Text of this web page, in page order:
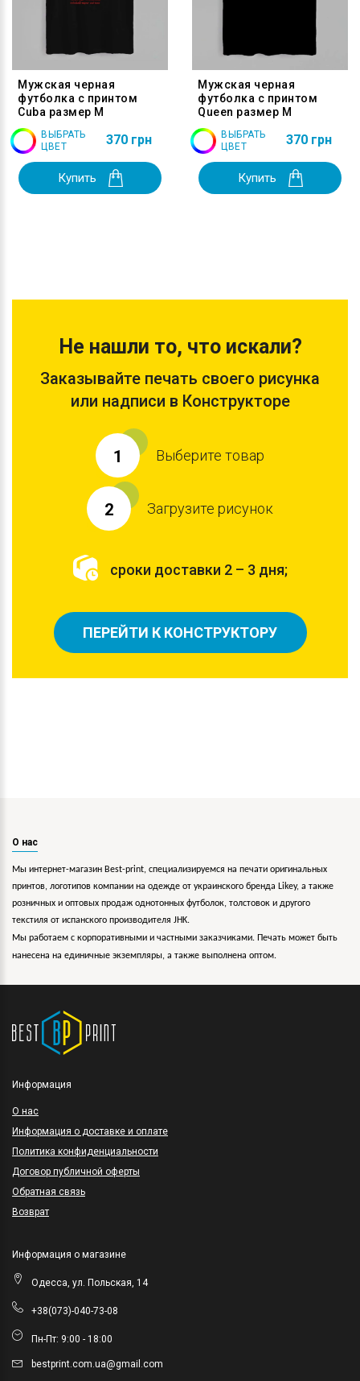
Мужская черная
футболка с принтом
Cuba размер M
ВЫБРАТЬ
ЦВЕТ
370 грн
Купить
Мужская черная
футболка с принтом
Queen размер M
ВЫБРАТЬ
ЦВЕТ
370 грн
Купить
Не нашли то, что искали?
Заказывайте печать своего рисунка
или надписи в Конструкторе
1 Выберите товар
2 Загрузите рисунок
сроки доставки 2 – 3 дня;
ПЕРЕЙТИ К КОНСТРУКТОРУ
О нас
Мы интернет-магазин Best-print, специализируемся на печати оригинальных
принтов, логотипов компании на одежде от украинского бренда Likey, а также
розничных и оптовых продаж однотонных футболок, толстовок и другого
текстиля от испанского производителя JHK.
Мы работаем с корпоративными и частными заказчиками. Печать может быть
нанесена на единичные экземпляры, а также выполнена оптом.
Информация
O нас
Информация о доставке и оплате
Политика конфиденциальности
Договор публичной оферты
Обратная связь
Возврат
Информация о магазине
Одесса, ул. Польская, 14
+38(073)-040-73-08
Пн-Пт: 9:00 - 18:00
bestprint.com.ua@gmail.com